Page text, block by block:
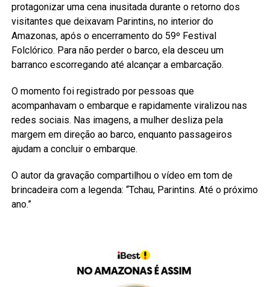
protagonizar uma cena inusitada durante o retorno dos
visitantes que deixavam Parintins, no interior do
Amazonas, após o encerramento do 59º Festival
Folclórico. Para não perder o barco, ela desceu um
barranco escorregando até alcançar a embarcação.
O momento foi registrado por pessoas que
acompanhavam o embarque e rapidamente viralizou nas
redes sociais. Nas imagens, a mulher desliza pela
margem em direção ao barco, enquanto passageiros
ajudam a concluir o embarque.
O autor da gravação compartilhou o vídeo em tom de
brincadeira com a legenda: “Tchau, Parintins. Até o próximo
ano.”